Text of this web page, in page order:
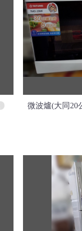
微波爐(大同20